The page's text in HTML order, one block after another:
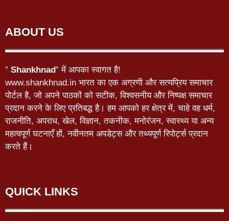
ABOUT US
” Shankhnad” में आपका स्वागत है!
www.shankhnad.in भारत का एक अग्रणी और सत्यप्रिय समाचार
पोर्टल है, जो अपने पाठकों को सटीक, विश्वसनीय और निष्पक्ष समाचार
प्रदान करने के लिए प्रतिबद्ध है। हम आपको हर क्षेत्र में, चाहे वह धर्म,
राजनीति, अपराध, खेल, विज्ञान, तकनीक, मनोरंजन, स्वास्थ्य या अन्य
महत्वपूर्ण घटनाएँ हों, नवीनतम अपडेट्स और तथ्यपूर्ण रिपोर्ट्स प्रदान
करते हैं।
QUICK LINKS